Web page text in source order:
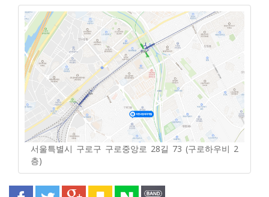
서울특별시 구로구 구로중앙로 28길 73 (구로하우비 2
층)